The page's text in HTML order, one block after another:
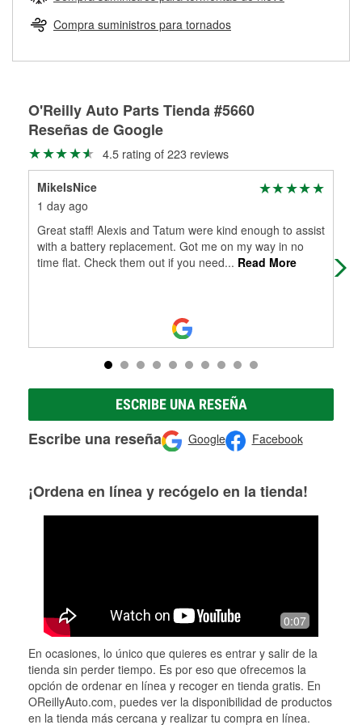
Herramientas de O'Reilly
pueden ser reutilizados, podemos ayudarte a encontrar las
partes de reemplazo correctas para tu reparación.
Rectificación de tambores y discos de freno
Compra suministros para tornados
O'Reilly Auto Parts Tienda #5660
Reseñas de Google
4.5 rating of 223 reviews
MikeIsNice
1 day ago
Great staff! Alexis and Tatum were kind enough to assist
with a battery replacement. Got me on my way in no
time flat. Check them out if you need... Read More
ESCRIBE UNA RESEÑA
Escribe una reseña Google Facebook
¡Ordena en línea y recógelo en la tienda!
0:07
En ocasiones, lo único que quieres es entrar y salir de la
tienda sin perder tiempo. Es por eso que ofrecemos la
opción de ordenar en línea y recoger en tienda gratis. En
OReillyAuto.com, puedes ver la disponibilidad de productos
en la tienda más cercana y realizar tu compra en línea.